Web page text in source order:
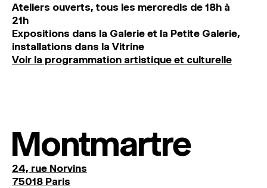
Ateliers ouverts, tous les mercredis de 18h à
21h
Expositions dans la Galerie et la Petite Galerie,
installations dans la Vitrine
Voir la programmation artistique et culturelle
Montmartre
24, rue Norvins
75018 Paris